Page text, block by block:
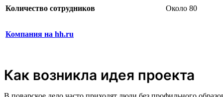
Количество сотрудников Около 80
Компания на hh.ru
Как возникла идея проекта